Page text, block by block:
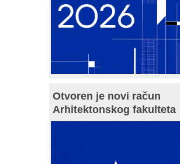
Otvoren je novi račun
Arhitektonskog fakulteta